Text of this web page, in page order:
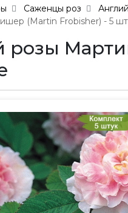
Саженцы роз
(Martin Frobisher) - 5
розы